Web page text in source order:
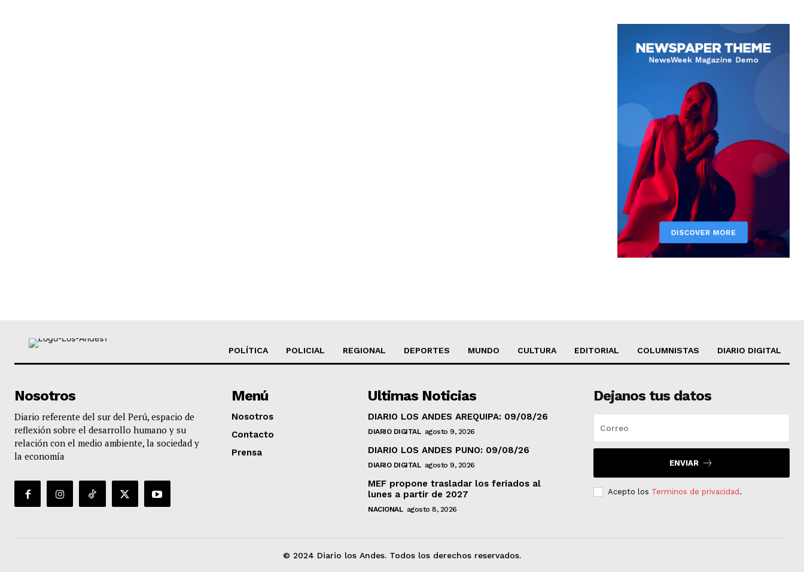
POLÍTICA POLICIAL REGIONAL DEPORTES MUNDO CULTURA EDITORIAL COLUMNISTAS DIARIO DIGITAL
Nosotros
Diario referente del sur del Perú, espacio de
reflexión sobre el desarrollo humano y su
relación con el medio ambiente, la sociedad y
la economía
Menú
Nosotros
Contacto
Prensa
Ultimas Noticias
DIARIO LOS ANDES AREQUIPA: 09/08/26
DIARIO DIGITAL agosto 9, 2026
DIARIO LOS ANDES PUNO: 09/08/26
DIARIO DIGITAL agosto 9, 2026
MEF propone trasladar los feriados al
lunes a partir de 2027
NACIONAL agosto 8, 2026
Dejanos tus datos
ENVIAR
Acepto los Terminos de privacidad .
© 2024 Diario los Andes. Todos los derechos reservados.